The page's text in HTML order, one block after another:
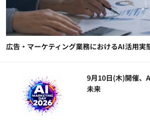
広告・マーケティング業務におけるAI活用実
9月10日(木)開催、
未来